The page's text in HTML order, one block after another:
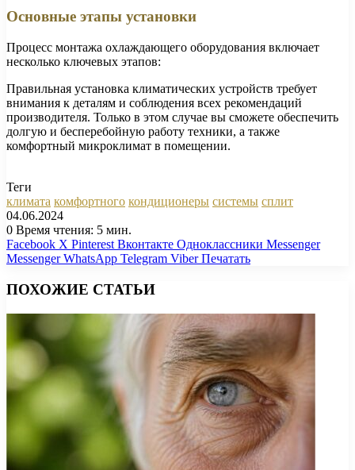
Основные этапы установки
Процесс монтажа охлаждающего оборудования включает
несколько ключевых этапов:
Правильная установка климатических устройств требует
внимания к деталям и соблюдения всех рекомендаций
производителя. Только в этом случае вы сможете обеспечить
долгую и бесперебойную работу техники, а также
комфортный микроклимат в помещении.
Теги
климата комфортного кондиционеры системы сплит
04.06.2024
0 Время чтения: 5 мин.
Facebook X Pinterest Вконтакте Одноклассники Messenger
Messenger WhatsApp Telegram Viber Печатать
ПОХОЖИЕ СТАТЬИ